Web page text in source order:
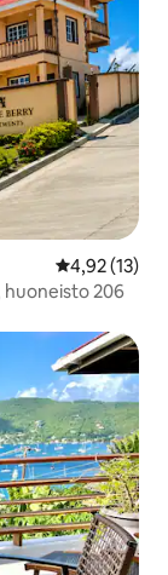
4,92 (13)
206